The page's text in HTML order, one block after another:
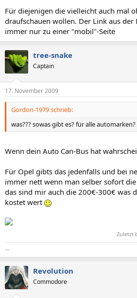
Für diejenigen die vielleicht auch mal
draufschauen wollen. Der Link aus
immer nur zu einer "mobil"-Seite
tree-snake
Captain
17. November 2009
Gordon-1979 schrieb:
was??? sowas gibt es? für alle automarken?
Wenn dein Auto Can-Bus hat
Für Opel gibts das jedenfalls und bei
immer nett wenn man selber sofort
das sind mir auch die 200€-300€ was
kostet wert
Zuletzt
...
Revolution
Commodore